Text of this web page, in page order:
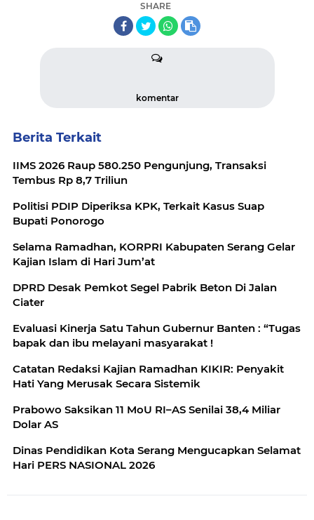
SHARE
komentar
Berita Terkait
IIMS 2026 Raup 580.250 Pengunjung, Transaksi
Tembus Rp 8,7 Triliun
Politisi PDIP Diperiksa KPK, Terkait Kasus Suap
Bupati Ponorogo
Selama Ramadhan, KORPRI Kabupaten Serang Gelar
Kajian Islam di Hari Jum’at
DPRD Desak Pemkot Segel Pabrik Beton Di Jalan
Ciater
Evaluasi Kinerja Satu Tahun Gubernur Banten : “Tugas
bapak dan ibu melayani masyarakat !
Catatan Redaksi Kajian Ramadhan KIKIR: Penyakit
Hati Yang Merusak Secara Sistemik
Prabowo Saksikan 11 MoU RI–AS Senilai 38,4 Miliar
Dolar AS
Dinas Pendidikan Kota Serang Mengucapkan Selamat
Hari PERS NASIONAL 2026